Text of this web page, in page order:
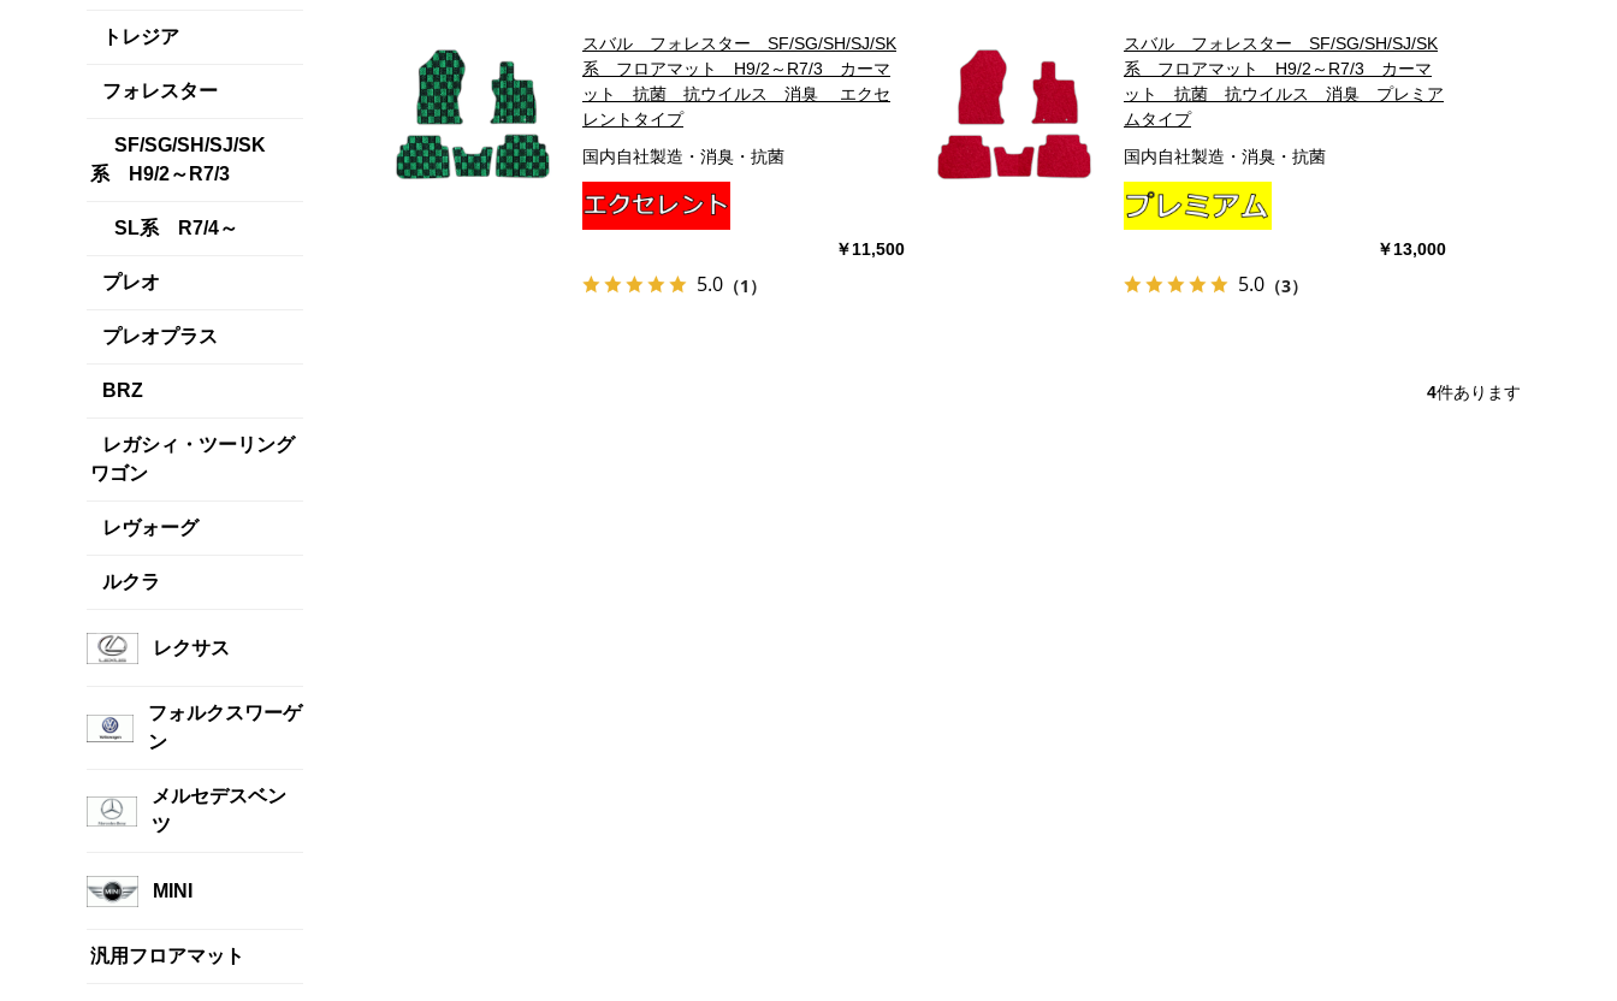
トレジア
フォレスター
SF/SG/SH/SJ/SK
系 H9/2～R7/3
SL系 R7/4～
プレオ
プレオプラス
BRZ
レガシィ・ツーリング
ワゴン
レヴォーグ
ルクラ
レクサス
フォルクスワーゲ
ン
メルセデスベン
ツ
MINI
汎用フロアマット
スバル フォレスター SF/SG/SH/SJ/SK
系 フロアマット H9/2～R7/3 カーマ
ット 抗菌 抗ウイルス 消臭 エクセ
レントタイプ
国内自社製造・消臭・抗菌
￥11,500
5.0 （1）
スバル フォレスター SF/SG/SH/SJ/SK
系 フロアマット H9/2～R7/3 カーマ
ット 抗菌 抗ウイルス 消臭 プレミア
ムタイプ
国内自社製造・消臭・抗菌
￥13,000
5.0 （3）
4件あります